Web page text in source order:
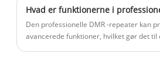
Hvad er funktionerne i
Den professionelle DMR -repeater kan
avancerede funktioner, hvilket gør det